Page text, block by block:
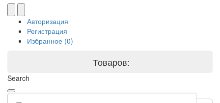
Авторизация
Регистрация
Избранное (0)
Товаров:
Search